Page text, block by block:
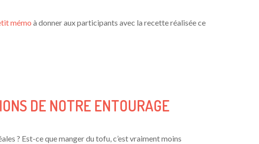
mémo à donner aux participants avec la recette réalisée ce
DE NOTRE ENTOURAGE
? Est-ce que manger du tofu, c’est vraiment moins